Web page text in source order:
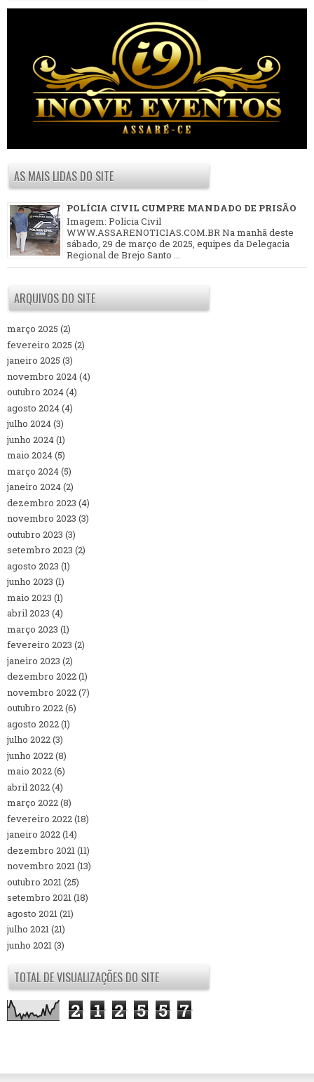
AS MAIS LIDAS DO SITE
POLÍCIA CIVIL CUMPRE MANDADO DE PRISÃO
Imagem: Polícia Civil
WWW.ASSARENOTICIAS.COM.BR Na manhã deste
sábado, 29 de março de 2025, equipes da Delegacia
Regional de Brejo Santo ...
ARQUIVOS DO SITE
março 2025 (2)
fevereiro 2025 (2)
janeiro 2025 (3)
novembro 2024(4)
outubro 2024(4)
agosto 2024(4)
julho 2024(3)
junho 2024(1)
maio 2024(5)
março 2024(5)
janeiro 2024(2)
dezembro 2023 (4)
novembro 2023 (3)
outubro 2023 (3)
setembro 2023 (2)
agosto 2023 (1)
junho 2023 (1)
maio 2023 (1)
abril 2023 (4)
março 2023 (1)
fevereiro 2023 (2)
janeiro 2023 (2)
dezembro 2022(1)
novembro 2022(7)
outubro 2022(6)
agosto 2022(1)
julho 2022(3)
junho 2022(8)
maio 2022(6)
abril 2022(4)
março 2022(8)
fevereiro 2022(18)
janeiro 2022(14)
dezembro 2021(11)
novembro 2021(13)
outubro 2021(25)
setembro 2021(18)
agosto 2021(21)
julho 2021(21)
junho 2021(3)
TOTAL DE VISUALIZAÇÕES DO SITE
2 1 2 5 5 7